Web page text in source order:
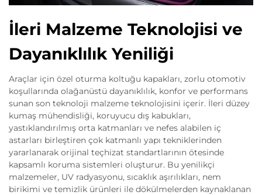
İleri Malzeme Teknolojisi ve
Dayanıklılık Yeniliği
Araçlar için özel oturma koltuğu kapakları, zorlu otomotiv
koşullarında olağanüstü dayanıklılık, konfor ve performans
sunan son teknoloji malzeme teknolojisini içerir. İleri düzey
kumaş mühendisliği, koruyucu dış kabukları,
yastıklandırılmış orta katmanları ve nefes alabilen iç
astarları birleştiren çok katmanlı yapı tekniklerinden
yararlanarak orijinal teçhizat standartlarının ötesinde
kapsamlı koruma sistemleri oluşturur. Bu yenilikçi
malzemeler, UV radyasyonu, sıcaklık aşırılıkları, nem
birikimi ve temizlik ürünleri ile dökülmelerden kaynaklanan